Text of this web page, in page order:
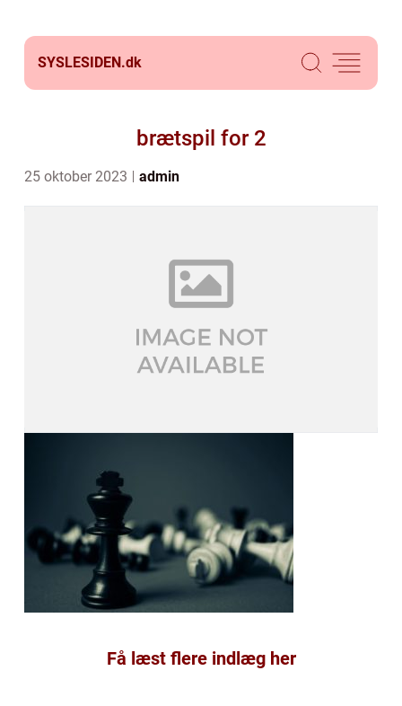
SYSLESIDEN.dk
brætspil for 2
25 oktober 2023 admin
Få læst flere indlæg her